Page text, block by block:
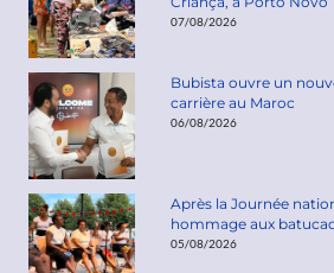
07/08/2026
Bubista ouvre un
carrière au Maroc
06/08/2026
Après la Journée
hommage aux
05/08/2026